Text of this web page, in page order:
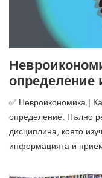
определение
✅ Невроикономика |
определение. Пълно
дисциплина, която
информацията и